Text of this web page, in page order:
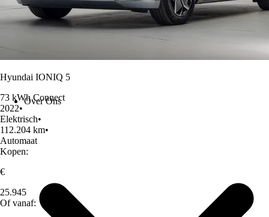
Over Ons
Hyundai IONIQ 5
73 kWh Connect
2022•
Elektrisch•
112.204 km•
Automaat
Kopen:
€
25.945
Of vanaf: